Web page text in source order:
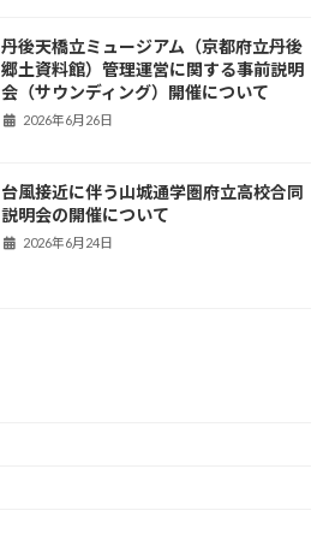
丹後天橋立ミュージアム（京都府立丹後
郷土資料館）管理運営に関する事前説明
会（サウンディング）開催について
2026年6月26日
台風接近に伴う山城通学圏府立高校合同
説明会の開催について
2026年6月24日